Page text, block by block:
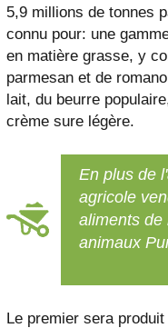
5,9 millions de tonnes
connu pour: une
en matière grasse, y
parmesan et de
lait, du beurre
crème sure légère.
En plus de
agricole
aliments de
animaux
Le premier sera